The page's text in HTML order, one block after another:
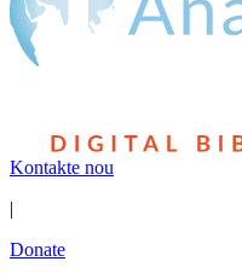
Kontakte nou
|
Donate